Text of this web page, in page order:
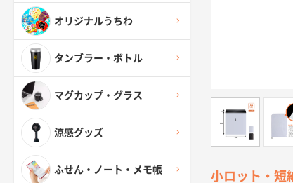
オリジナルうちわ
タンブラー・ボトル
マグカップ・グラス
涼感グッズ
ふせん・ノート・メモ帳 小ロット・短